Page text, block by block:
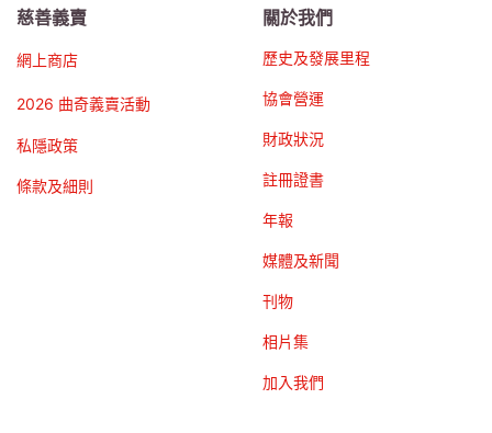
慈善義賣
網上商店
2026 曲奇義賣活動
私隱政策
條款及細則
關於我們
歷史及發展里程
協會營運
財政狀況
註冊證書
年報
媒體及新聞
刊物
相片集
加入我們